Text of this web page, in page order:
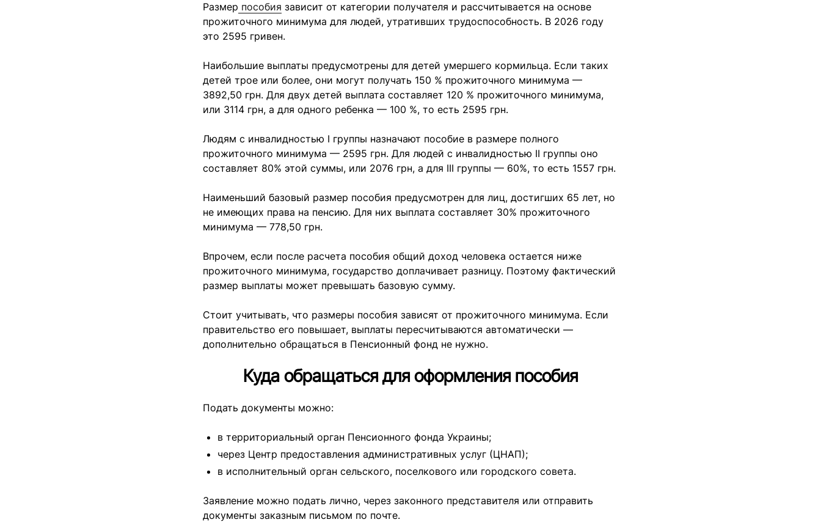
Размер пособия зависит от категории получателя и рассчитывается на основе
прожиточного минимума для людей, утративших трудоспособность. В 2026 году
это 2595 гривен.
Наибольшие выплаты предусмотрены для детей умершего кормильца. Если таких
детей трое или более, они могут получать 150 % прожиточного минимума —
3892,50 грн. Для двух детей выплата составляет 120 % прожиточного минимума,
или 3114 грн, а для одного ребенка — 100 %, то есть 2595 грн.
Людям с инвалидностью I группы назначают пособие в размере полного
прожиточного минимума — 2595 грн. Для людей с инвалидностью II группы оно
составляет 80% этой суммы, или 2076 грн, а для III группы — 60%, то есть 1557 грн.
Наименьший базовый размер пособия предусмотрен для лиц, достигших 65 лет, но
не имеющих права на пенсию. Для них выплата составляет 30% прожиточного
минимума — 778,50 грн.
Впрочем, если после расчета пособия общий доход человека остается ниже
прожиточного минимума, государство доплачивает разницу. Поэтому фактический
размер выплаты может превышать базовую сумму.
Стоит учитывать, что размеры пособия зависят от прожиточного минимума. Если
правительство его повышает, выплаты пересчитываются автоматически —
дополнительно обращаться в Пенсионный фонд не нужно.
Куда обращаться для оформления пособия
Подать документы можно:
в территориальный орган Пенсионного фонда Украины;
через Центр предоставления административных услуг (ЦНАП);
в исполнительный орган сельского, поселкового или городского совета.
Заявление можно подать лично, через законного представителя или отправить
документы заказным письмом по почте.